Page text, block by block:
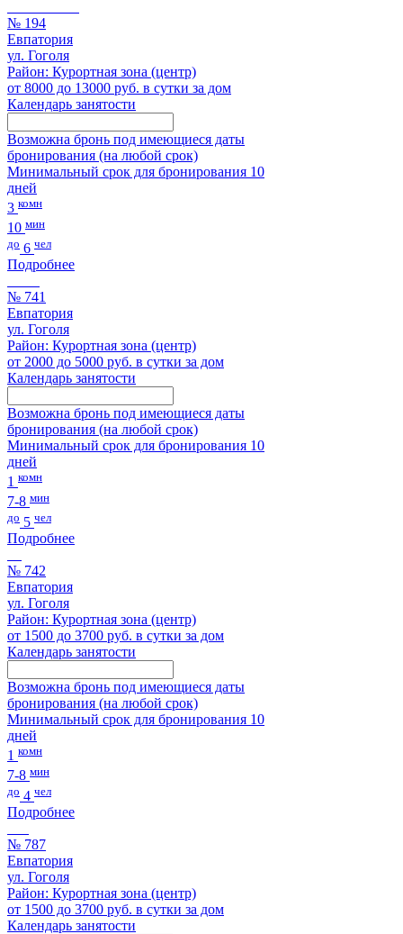
№ 194
Евпатория
ул. Гоголя
Район: Курортная зона (центр)
от 8000 до 13000 руб. в сутки за дом
Календарь занятости
Возможна бронь под имеющиеся даты
бронирования (на любой срок)
Минимальный срок для бронирования 10
дней
3 комн
10 мин
до 6 чел
Подробнее
№ 741
Евпатория
ул. Гоголя
Район: Курортная зона (центр)
от 2000 до 5000 руб. в сутки за дом
Календарь занятости
Возможна бронь под имеющиеся даты
бронирования (на любой срок)
Минимальный срок для бронирования 10
дней
1 комн
7-8 мин
до 5 чел
Подробнее
№ 742
Евпатория
ул. Гоголя
Район: Курортная зона (центр)
от 1500 до 3700 руб. в сутки за дом
Календарь занятости
Возможна бронь под имеющиеся даты
бронирования (на любой срок)
Минимальный срок для бронирования 10
дней
1 комн
7-8 мин
до 4 чел
Подробнее
№ 787
Евпатория
ул. Гоголя
Район: Курортная зона (центр)
от 1500 до 3700 руб. в сутки за дом
Календарь занятости